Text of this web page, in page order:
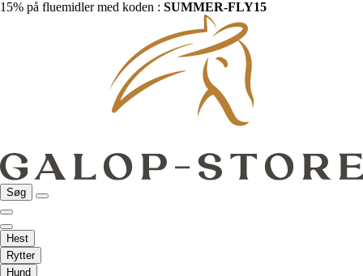
15% på fluemidler med koden : SUMMER-FLY15
Søg
Hest
Rytter
Hund